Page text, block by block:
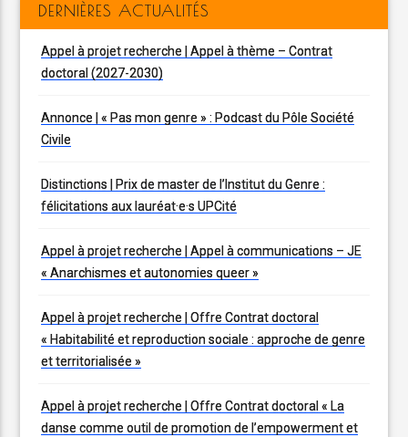
DERNIÈRES ACTUALITÉS
Appel à projet recherche | Appel à thème – Contrat
doctoral (2027-2030)
Annonce | « Pas mon genre » : Podcast du Pôle Société
Civile
Distinctions | Prix de master de l’Institut du Genre :
félicitations aux lauréat·e·s UPCité
Appel à projet recherche | Appel à communications – JE
« Anarchismes et autonomies queer »
Appel à projet recherche | Offre Contrat doctoral
« Habitabilité et reproduction sociale : approche de genre
et territorialisée »
Appel à projet recherche | Offre Contrat doctoral « La
danse comme outil de promotion de l’empowerment et